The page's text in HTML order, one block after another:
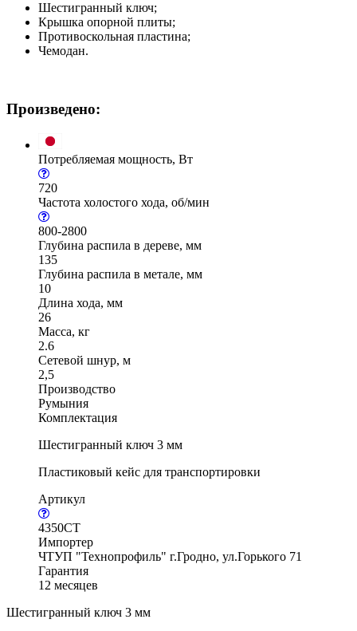
Шестигранный ключ;
Крышка опорной плиты;
Противоскольная пластина;
Чемодан.
Произведено:
Потребляемая мощность, Вт
720
Частота холостого хода, об/мин
800-2800
Глубина распила в дереве, мм
135
Глубина распила в метале, мм
10
Длина хода, мм
26
Масса, кг
2.6
Сетевой шнур, м
2,5
Производство
Румыния
Комплектация
Шестигранный ключ 3 мм
Пластиковый кейс для транспортировки
Артикул
4350CT
Импортер
ЧТУП "Технопрофиль" г.Гродно, ул.Горького 71
Гарантия
12 месяцев
Шестигранный ключ 3 мм